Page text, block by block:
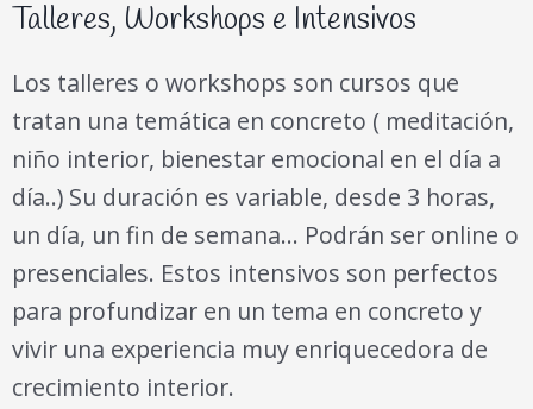
Talleres, Workshops e Intensivos
Los talleres o workshops son cursos que
tratan una temática en concreto ( meditación,
niño interior, bienestar emocional en el día a
día..) Su duración es variable, desde 3 horas,
un día, un fin de semana… Podrán ser online o
presenciales. Estos intensivos son perfectos
para profundizar en un tema en concreto y
vivir una experiencia muy enriquecedora de
crecimiento interior.